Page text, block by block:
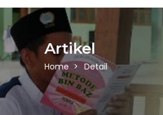
Artikel
Home Detail